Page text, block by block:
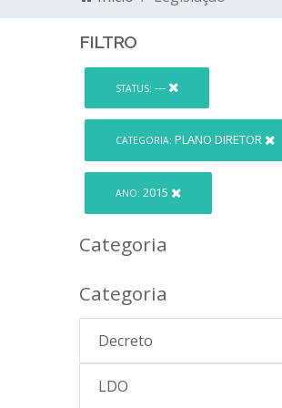
FILTRO
STATUS: ---
CATEGORIA: PLANO DIRETOR
ANO: 2015
Categoria
Categoria
Decreto
LDO